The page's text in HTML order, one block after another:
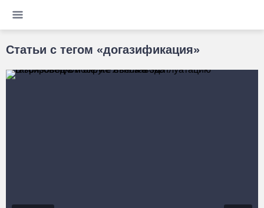
Статьи с тегом «догазификация»